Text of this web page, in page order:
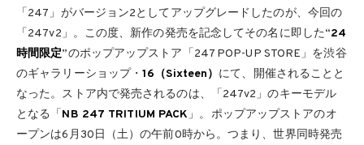
「247」がバージョン2としてアップグレードしたのが、今回の
「247v2」。この度、新作の発売を記念してその名に即した“24
時間限定”のポップアップストア「247 POP-UP STORE」を渋谷
のギャラリーショップ・16（Sixteen） にて、開催されることと
なった。ストア内で発売されるのは、「247v2」のキーモデル
となる「 NB 247 TRITIUM PACK」。ポップアップストアのオ
ープンは6月30日（土）の午前0時から。つまり、世界同時発売